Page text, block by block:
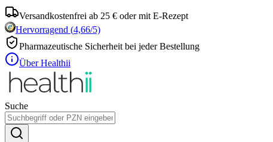
Versandkostenfrei ab 25 € oder mit E-Rezept
Hervorragend (4,66/5)
Pharmazeutische Sicherheit bei jeder Bestellung
Über Healthii
Suche